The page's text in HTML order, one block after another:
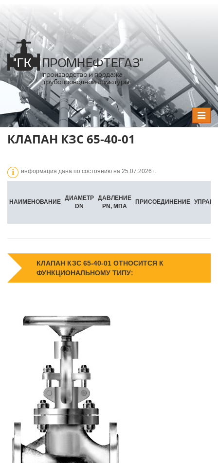
Toggle
КЛАПАН КЗС 65-40-01
информация дана по состоянию на 25.07.2026 г.
НАИМЕНОВАНИЕ
ДИАМЕТР
DN
ДАВЛЕНИЕ
PN, МПА
ПРИСОЕДИНЕНИЕ
КЛАПАН КЗС 65-40-01 ОТНОСИТСЯ К
ФУНКЦИОНАЛЬНОМУ ТИПУ: